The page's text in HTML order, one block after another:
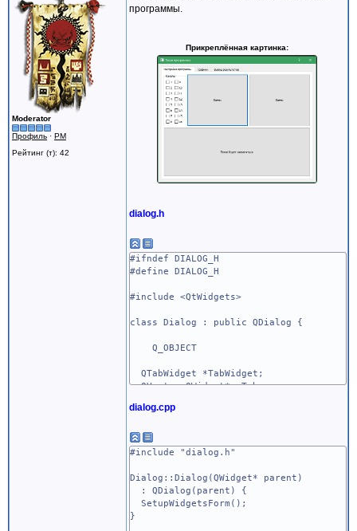
Moderator
Профиль · PM
Рейтинг (т): 42
программы.
Прикреплённая картинка
dialog.h
#ifndef DIALOG_H
#define DIALOG_H
#include <QtWidgets>
class Dialog : public QDialog {
Q_OBJECT
QTabWidget *TabWidget;
QVector<QWidget*> Tabs;
Dialog(QWidget* parent = nullptr);
~Dialog();
#endif // DIALOG_H
dialog.cpp
#include "dialog.h"
Dialog::Dialog(QWidget* parent)
: QDialog(parent) {
SetupWidgetsForm();
}